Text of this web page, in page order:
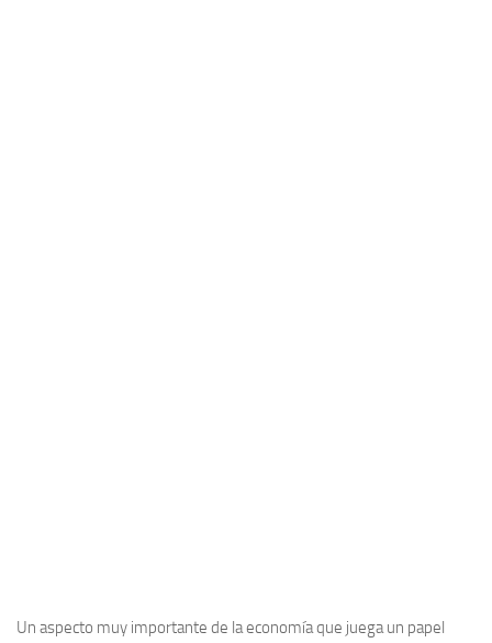
Un aspecto muy importante de la economía que juega un papel